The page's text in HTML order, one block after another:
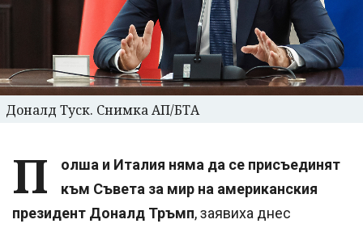
Доналд Туск. Снимка АП/БТА
П
олша и Италия няма да се присъединят
към Съвета за мир на американския
президент Доналд Тръмп, заявиха днес